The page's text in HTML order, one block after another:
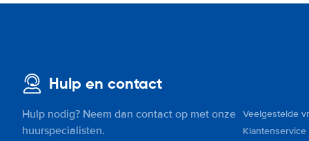
Hulp en contact
Hulp nodig? Neem dan contact op met onze
huurspecialisten.
Veelgestelde
Klantenservice